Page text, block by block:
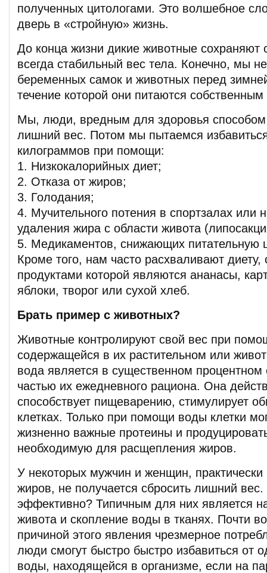
полученных цитологами. Это волшебное
дверь в «стройную» жизнь.
До конца жизни дикие животные сохраняют
всегда стабильный вес тела. Конечно, мы
беременных самок и животных перед
течение которой они питаются
Мы, люди, вредным для здоровья
лишний вес. Потом мы пытаемся
килограммов при помощи:
1. Низкокалорийных диет;
2. Отказа от жиров;
3. Голодания;
4. Мучительного потения в спортзалах или
удаления жира с области живота
5. Медикаментов, снижающих питательную
Кроме того, нам часто расхваливают
продуктами которой являются ананасы,
яблоки, творог или сухой хлеб.
Брать пример с животных?
Животные контролируют свой вес при
содержащейся в их растительном или
вода является в существенном процентном
частью их ежедневного рациона. Она
способствует пищеварению, стимулирует
клетках. Только при помощи воды клетки
жизненно важные протеины и
необходимую для расщепления жиров.
У некоторых мужчин и женщин,
жиров, не получается сбросить лишний вес.
эффективно? Типичным для них является
живота и скопление воды в тканях. Почти
причиной этого явления чрезмерное
люди смогут быстро быстро избавиться от
воды, находящейся в организме, если на